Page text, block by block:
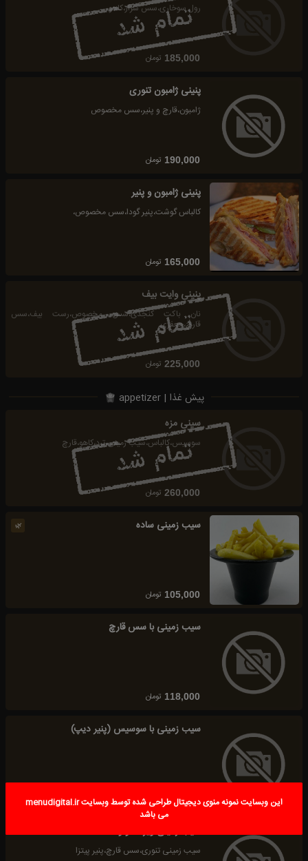
رول سوخاری،سس سزار،کاهو
185,000 تومان
پنینی ژامبون تنوری
ژامبون،قارچ و پنیر،سس مخصوص
190,000 تومان
پنینی ژامبون و پنیر
کالباس گوشت،پنیر گودا،سس مخصوص،
165,000 تومان
پنینی وایت بیف
نان باکت کنجدی،سس مخصوص،رست بیف،سس
قارچ،جعفری
225,000 تومان
پیش غذا | appetizer
سینی مزه
سوسیس،کالباس،سیب زمینی،ترد،کاهو،قارچ
260,000 تومان
🌿 سیب زمینی ساده
105,000 تومان
سیب زمینی با سس قارچ
118,000 تومان
سیب زمینی با سوسیس (پنیر دیپ)
120,000 تومان
سیب زمینی ویژه سولو
سیب زمینی تنوری،سس قارچ،پنیر پیتزا